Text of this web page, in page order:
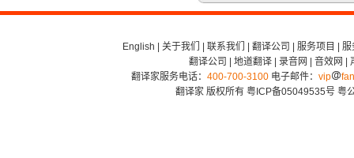
English 关于我们 联系我们 翻译公司 服务项目
服
翻译公司
地道翻译| 录音网 音效网
翻译家服务电话： 400-700-3100电子邮件： vip
翻译家 版权所有 粤ICP备05049535号 粤